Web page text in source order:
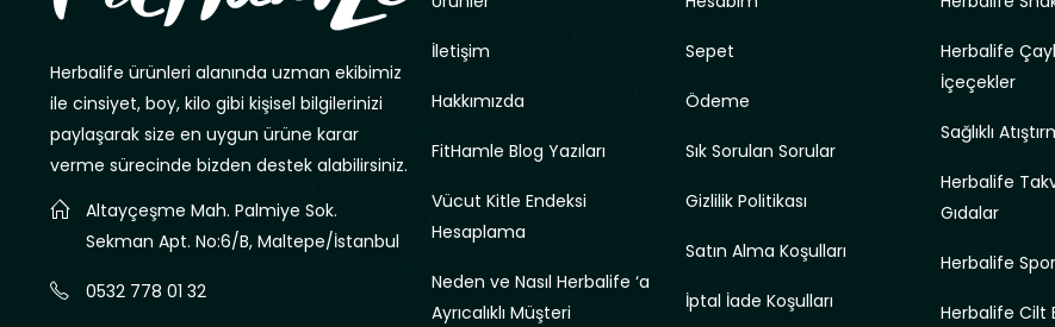
Herbalife ürünleri alanında uzman ekibimiz
ile cinsiyet, boy, kilo gibi kişisel bilgilerinizi
paylaşarak size en uygun ürüne karar
verme sürecinde bizden destek alabilirsiniz.
Altayçeşme Mah. Palmiye Sok.
Sekman Apt. No:6/B, Maltepe/İstanbul
0532 778 01 32
İletişim
Hakkımızda
FitHamle Blog Yazıları
Vücut Kitle Endeksi
Hesaplama
Neden ve Nasıl Herbalife ‘a
Ayrıcalıklı Müşteri
Sepet
Ödeme
Sık Sorulan Sorular
Gizlilik Politikası
Satın Alma Koşulları
İptal İade Koşulları
Herbalife
İçeçekler
Sağlıklı
Herbalife
Gıdalar
Herbalife
Herbalife Cilt